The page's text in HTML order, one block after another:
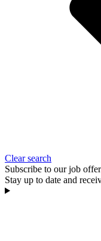
Clear search
Subscribe to our job
Stay up to date and